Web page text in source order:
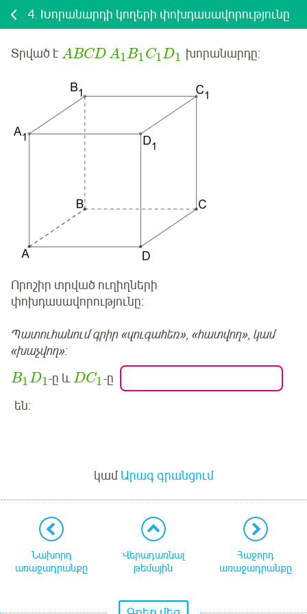
4. Խորանարդի կողերի փոխդասավորությունը
Տրված է ABCD A1B1 C1D1 խորանարդը:
Որոշիր տրված ուղիղների
փոխդասավորությունը:
Պատուհանում գրիր «զուգահեռ», «հատվող», կամ
«խաչվող»:
B1D1-ը ևDC1-ը
են:
կամԱրագ գրանցում
Նախորդ
առաջադրանքը
Վերադառնալ
թեմային
Հաջորդ
առաջադրանքը